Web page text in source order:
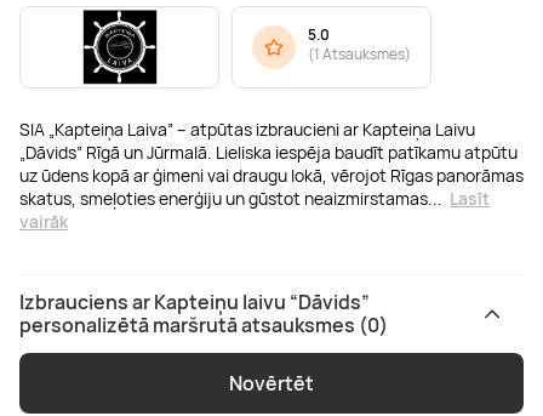
SIA „Kapteiņa Laiva” – atpūtas izbraucieni ar Kapteiņa Laivu
„Dāvids” Rīgā un Jūrmalā. Lieliska iespēja baudīt patīkamu atpūtu
uz ūdens kopā ar ģimeni vai draugu lokā, vērojot Rīgas panorāmas
skatus, smeļoties enerģiju un gūstot neaizmirstamas... Lasīt
vairāk
5.0
(1 Atsauksmes)
Izbrauciens ar Kapteiņu laivu “Dāvids”
personalizētā maršrutā atsauksmes (0)
Novērtēt